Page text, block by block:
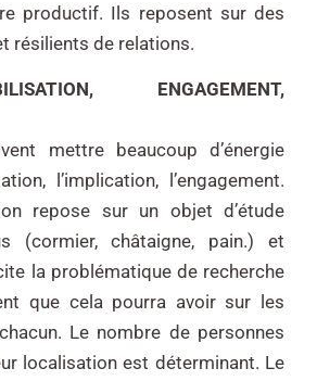
productif. Ils reposent sur des
résilients de relations.
ENGAGEMENT,
mettre beaucoup d’énergie
l’implication, l’engagement.
repose sur un objet d’étude
(cormier, châtaigne, pain.) et
la problématique de recherche
que cela pourra avoir sur les
Le nombre de personnes
localisation est déterminant. Le